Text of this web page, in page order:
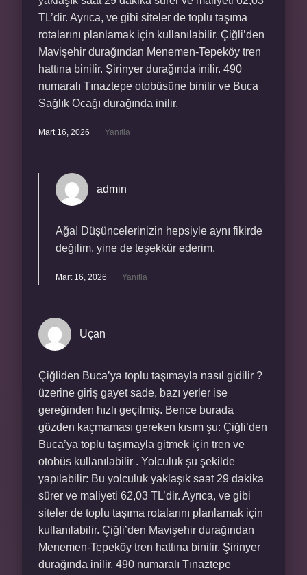
TL’dir. Ayrıca, ve gibi siteler de toplu taşıma
rotalarını planlamak için kullanılabilir. Çiğli’den
Mavişehir durağından Menemen-Tepeköy tren
hattına binilir. Şirinyer durağında inilir. 490
numaralı Tınaztepe otobüsüne binilir ve Buca
Sağlık Ocağı durağında inilir.
Mart 16, 2026 Yanıtla
admin
Ağa! Düşüncelerinizin hepsiyle aynı fikirde
değilim, yine de teşekkür ederim.
Mart 16, 2026 Yanıtla
Uçan
Çiğliden Buca’ya toplu taşımayla nasıl gidilir ?
üzerine giriş gayet sade, bazı yerler ise
gereğinden hızlı geçilmiş. Bence burada
gözden kaçmaması gereken kısım şu: Çiğli’den
Buca’ya toplu taşımayla gitmek için tren ve
otobüs kullanılabilir . Yolculuk şu şekilde
yapılabilir: Bu yolculuk yaklaşık saat 29 dakika
sürer ve maliyeti 62,03 TL’dir. Ayrıca, ve gibi
siteler de toplu taşıma rotalarını planlamak için
kullanılabilir. Çiğli’den Mavişehir durağından
Menemen-Tepeköy tren hattına binilir. Şirinyer
durağında inilir. 490 numaralı Tınaztepe